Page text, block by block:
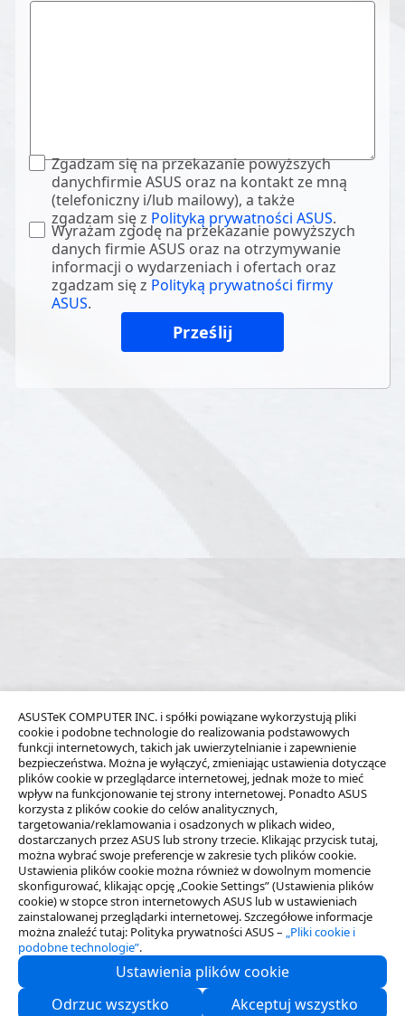
ASUSTeK COMPUTER INC. i spółki powiązane wykorzystują pliki
cookie i podobne technologie do realizowania podstawowych
funkcji internetowych, takich jak uwierzytelnianie i zapewnienie
bezpieczeństwa. Można je wyłączyć, zmieniając ustawienia dotyczące
plików cookie w przeglądarce internetowej, jednak może to mieć
wpływ na funkcjonowanie tej strony internetowej. Ponadto ASUS
korzysta z plików cookie do celów analitycznych,
targetowania/reklamowania i osadzonych w plikach wideo,
dostarczanych przez ASUS lub strony trzecie. Klikając przycisk tutaj,
można wybrać swoje preferencje w zakresie tych plików cookie.
Ustawienia plików cookie można również w dowolnym momencie
skonfigurować, klikając opcję „Cookie Settings” (Ustawienia plików
cookie) w stopce stron internetowych ASUS lub w ustawieniach
zainstalowanej przeglądarki internetowej. Szczegółowe informacje
można znaleźć tutaj: Polityka prywatności ASUS – „Pliki cookie i
podobne technologie”.
Ustawienia plików cookie
Odrzuc wszystko
Akceptuj wszystko
Zgadzam się na przekazanie powyższych
danychfirmie ASUS oraz na kontakt ze mną
(telefoniczny i/lub mailowy), a także
zgadzam się z Polityką prywatności ASUS.
Wyrażam zgodę na przekazanie powyższych
danych firmie ASUS oraz na otrzymywanie
informacji o wydarzeniach i ofertach oraz
zgadzam się z Polityką prywatności firmy
ASUS.
O nas